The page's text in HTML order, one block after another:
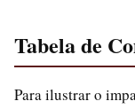
Tabela de
Para ilustrar o